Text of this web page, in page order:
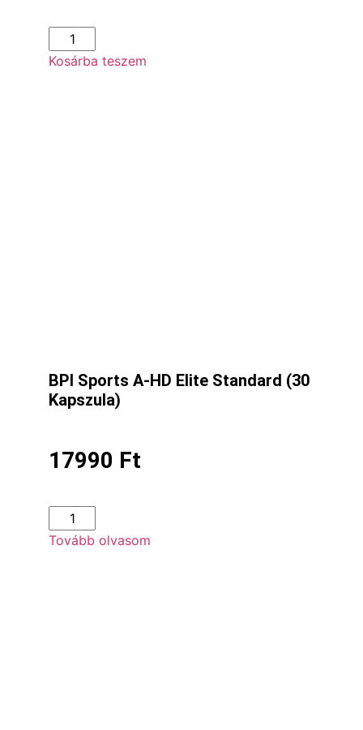
Kosárba teszem
BPI Sports A-HD Elite Standard (30
Kapszula)
17990 Ft
Tovább olvasom